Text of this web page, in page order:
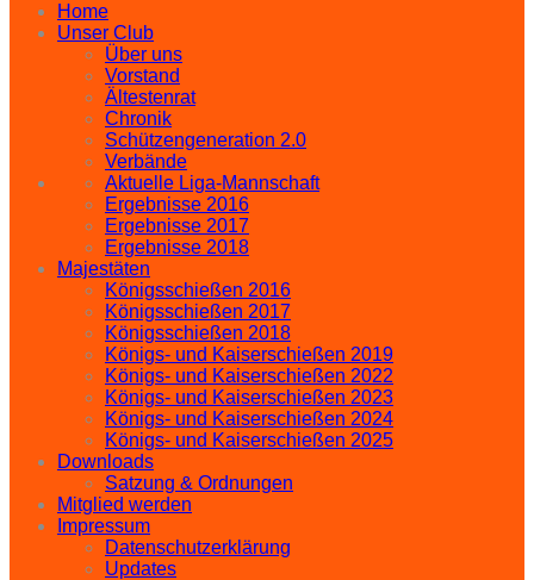
Home
Unser Club
Über uns
Vorstand
Ältestenrat
Chronik
Schützengeneration 2.0
Verbände
Aktuelle Liga-Mannschaft
Ergebnisse 2016
Ergebnisse 2017
Ergebnisse 2018
Majestäten
Königsschießen 2016
Königsschießen 2017
Königsschießen 2018
Königs- und Kaiserschießen 2019
Königs- und Kaiserschießen 2022
Königs- und Kaiserschießen 2023
Königs- und Kaiserschießen 2024
Königs- und Kaiserschießen 2025
Downloads
Satzung & Ordnungen
Mitglied werden
Impressum
Datenschutzerklärung
Updates